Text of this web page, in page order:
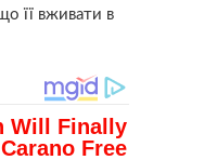
її вживати в